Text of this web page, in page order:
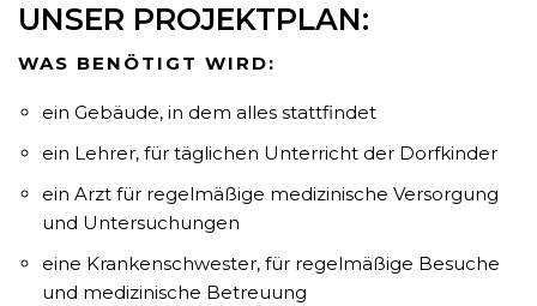
UNSER PROJEKTPLAN:
WAS BENÖTIGT WIRD:
ein Gebäude, in dem alles stattfindet
ein Lehrer, für täglichen Unterricht der Dorfkinder
ein Arzt für regelmäßige medizinische Versorgung
und Untersuchungen
eine Krankenschwester, für regelmäßige Besuche
und medizinische Betreuung